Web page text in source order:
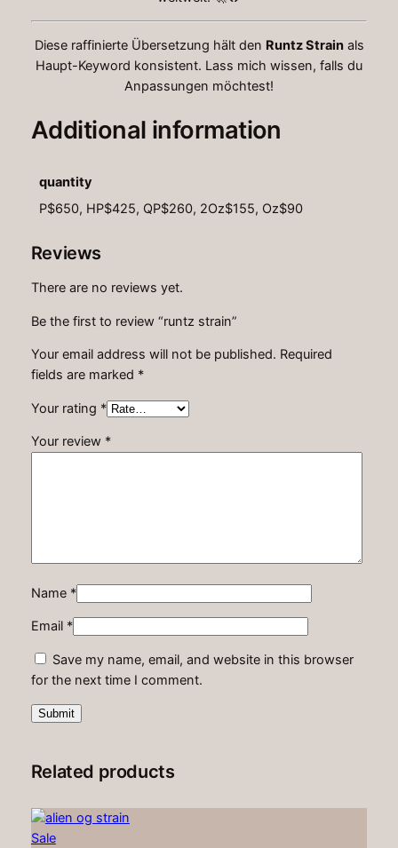
Diese raffinierte Übersetzung hält den Runtz Strainals
Haupt-Keyword konsistent. Lass mich wissen, falls du
Anpassungen möchtest!
Additional information
quantity
P$650, HP$425, QP$260, 2Oz$155, Oz$90
Reviews
There are no reviews yet.
Be the first to review “runtz strain”
Your email address will not be published. Required
fields are marked *
Your rating *
Your review *
Name *
Email *
Save my name, email, and website in this browser
for the next time I comment.
Related products
SaleProduct